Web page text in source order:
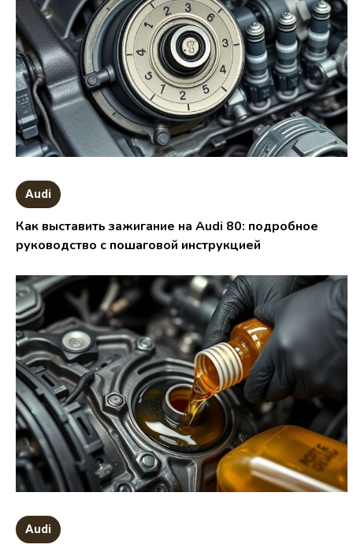
Audi
Как выставить зажигание на Audi 80: подробное
руководство с пошаговой инструкцией
Audi